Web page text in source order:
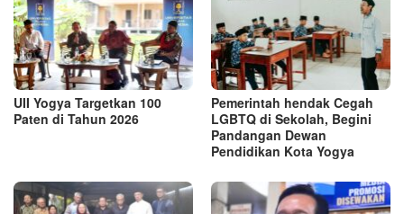
UII Yogya Targetkan 100
Paten di Tahun 2026
Pemerintah hendak Cegah
LGBTQ di Sekolah, Begini
Pandangan Dewan
Pendidikan Kota Yogya